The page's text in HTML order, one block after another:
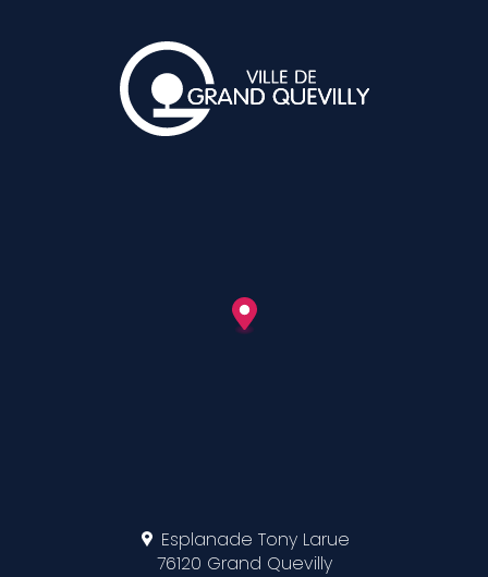
Esplanade Tony Larue
76120 Grand Quevilly